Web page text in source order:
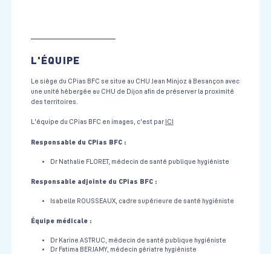
L'ÉQUIPE
Le siège du CPias BFC se situe au CHU Jean Minjoz à Besançon avec
une unité hébergée au CHU de Dijon afin de préserver la proximité
des territoires.
L'équipe du CPias BFC en images, c'est par ICI
Responsable du CPias BFC :
Dr Nathalie FLORET, médecin de santé publique hygiéniste
Responsable adjointe du CPias BFC :
Isabelle ROUSSEAUX, cadre supérieure de santé hygiéniste
Équipe médicale :
Dr Karine ASTRUC, médecin de santé publique hygiéniste
Dr Fatima BERJAMY, médecin gériatre hygiéniste